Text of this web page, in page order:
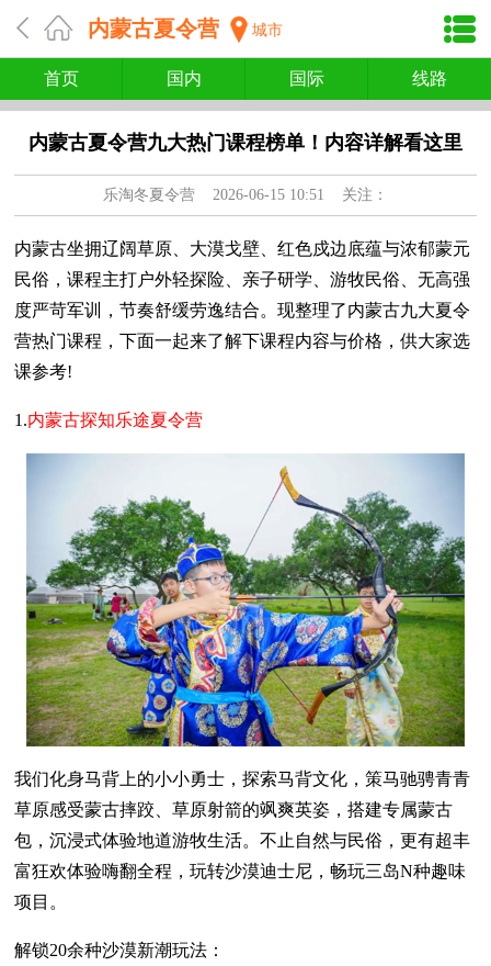
内蒙古夏令营 城市
首页 国内 国际 线路
内蒙古夏令营九大热门课程榜单！内容详解看这里
乐淘冬夏令营2026-06-15 10:51 关注：
内蒙古坐拥辽阔草原、大漠戈壁、红色戍边底蕴与浓郁蒙元
民俗，课程主打户外轻探险、亲子研学、游牧民俗、无高强
度严苛军训，节奏舒缓劳逸结合。现整理了内蒙古九大夏令
营热门课程，下面一起来了解下课程内容与价格，供大家选
课参考!
1.内蒙古探知乐途夏令营
我们化身马背上的小小勇士，探索马背文化，策马驰骋青青
草原感受蒙古摔跤、草原射箭的飒爽英姿，搭建专属蒙古
包，沉浸式体验地道游牧生活。不止自然与民俗，更有超丰
富狂欢体验嗨翻全程，玩转沙漠迪士尼，畅玩三岛N种趣味
项目。
解锁20余种沙漠新潮玩法：